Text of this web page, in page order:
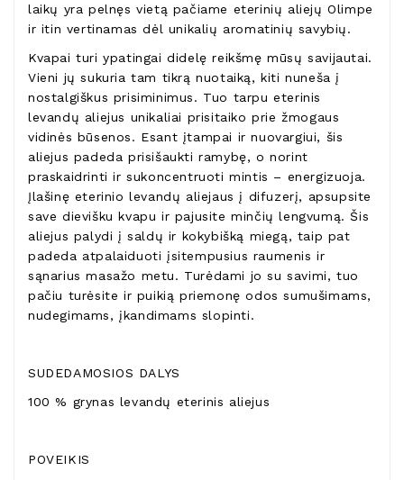
laikų yra pelnęs vietą pačiame eterinių aliejų Olimpe
ir itin vertinamas dėl unikalių aromatinių savybių.
Kvapai turi ypatingai didelę reikšmę mūsų savijautai.
Vieni jų sukuria tam tikrą nuotaiką, kiti nuneša į
nostalgiškus prisiminimus. Tuo tarpu eterinis
levandų aliejus unikaliai prisitaiko prie žmogaus
vidinės būsenos. Esant įtampai ir nuovargiui, šis
aliejus padeda prisišaukti ramybę, o norint
praskaidrinti ir sukoncentruoti mintis – energizuoja.
Įlašinę eterinio levandų aliejaus į difuzerį, apsupsite
save dievišku kvapu ir pajusite minčių lengvumą. Šis
aliejus palydi į saldų ir kokybišką miegą, taip pat
padeda atpalaiduoti įsitempusius raumenis ir
sąnarius masažo metu. Turėdami jo su savimi, tuo
pačiu turėsite ir puikią priemonę odos sumušimams,
nudegimams, įkandimams slopinti.
SUDEDAMOSIOS DALYS
100 % grynas levandų eterinis aliejus
POVEIKIS